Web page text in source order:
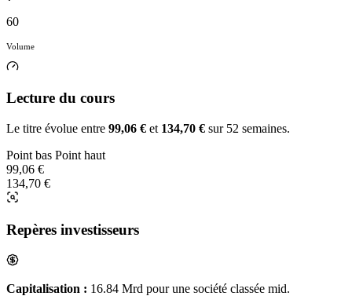
60
Volume
Lecture du cours
Le titre évolue entre 99,06 € et 134,70 € sur 52 semaines.
Point bas Point haut
99,06 €
134,70 €
Repères investisseurs
Capitalisation : 16.84 Mrd pour une société classée mid.